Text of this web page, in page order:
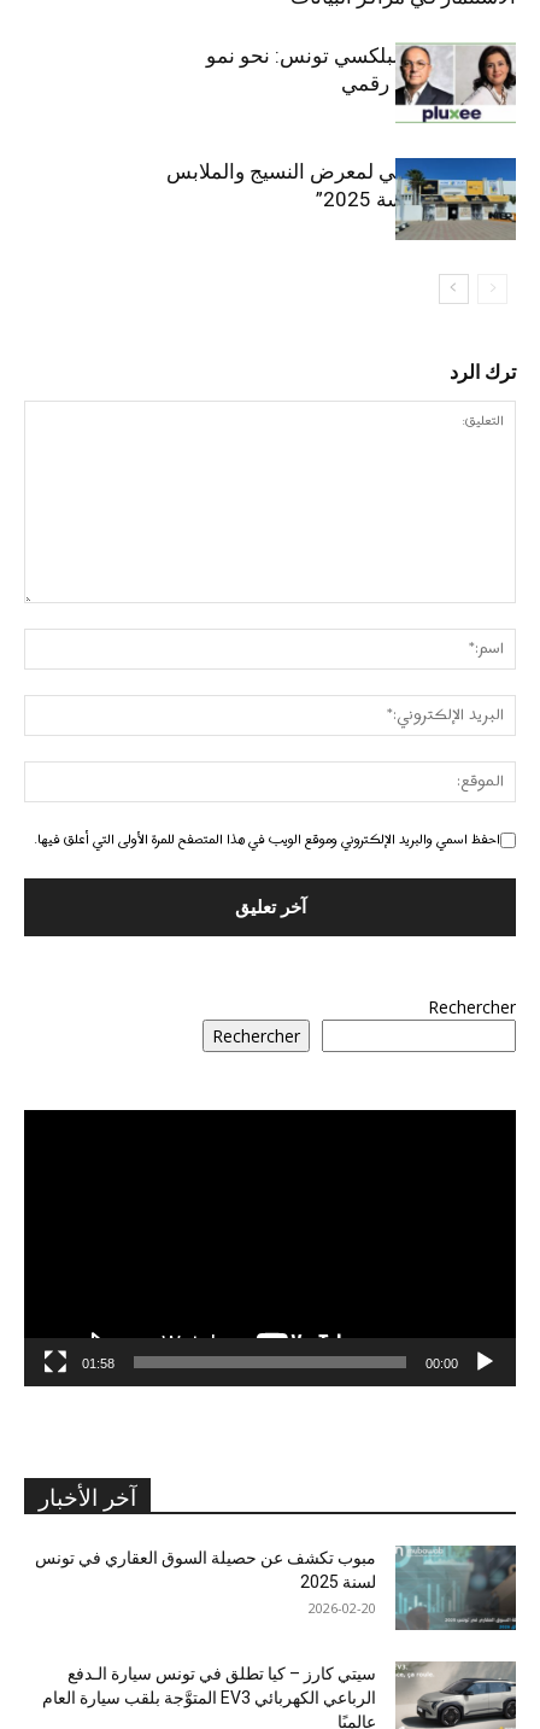
قيادة مزدوجة لبلكسي تونس: نحو نمو
متسارع وتحول رقمي
الافتتاح الرسمي لمعرض النسيج والملابس
“إنترتكس سوسة 2025”
ترك الرد
احفظ اسمي والبريد الإلكتروني وموقع الويب في هذا المتصفح للمرة الأولى التي أعلق فيها.
Rechercher
Rechercher
00:00
01:58
آخر الأخبار
مبوب تكشف عن حصيلة السوق العقاري في تونس
لسنة 2025
2026-02-20
سيتي كارز – كيا تطلق في تونس سيارة الـدفع
الرباعي الكهربائي EV3 المتوَّجة بلقب سيارة العام
عالميًا